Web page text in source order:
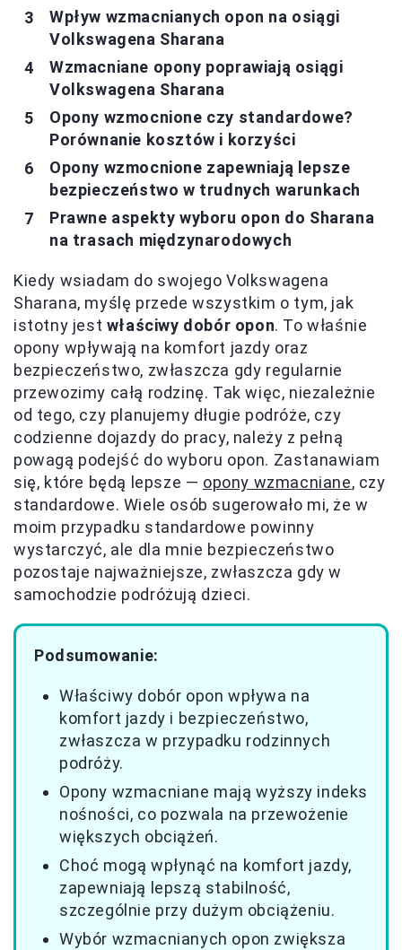
Wpływ wzmacnianych opon na osiągi
Volkswagena Sharana
Wzmacniane opony poprawiają osiągi
Volkswagena Sharana
Opony wzmocnione czy standardowe?
Porównanie kosztów i korzyści
Opony wzmocnione zapewniają lepsze
bezpieczeństwo w trudnych warunkach
Prawne aspekty wyboru opon do Sharana
na trasach międzynarodowych
Kiedy wsiadam do swojego Volkswagena
Sharana, myślę przede wszystkim o tym, jak
istotny jest właściwy dobór opon. To właśnie
opony wpływają na komfort jazdy oraz
bezpieczeństwo, zwłaszcza gdy regularnie
przewozimy całą rodzinę. Tak więc, niezależnie
od tego, czy planujemy długie podróże, czy
codzienne dojazdy do pracy, należy z pełną
powagą podejść do wyboru opon. Zastanawiam
się, które będą lepsze — opony wzmacniane, czy
standardowe. Wiele osób sugerowało mi, że w
moim przypadku standardowe powinny
wystarczyć, ale dla mnie bezpieczeństwo
pozostaje najważniejsze, zwłaszcza gdy w
samochodzie podróżują dzieci.
Podsumowanie:
Właściwy dobór opon wpływa na
komfort jazdy i bezpieczeństwo,
zwłaszcza w przypadku rodzinnych
podróży.
Opony wzmacniane mają wyższy indeks
nośności, co pozwala na przewożenie
większych obciążeń.
Choć mogą wpłynąć na komfort jazdy,
zapewniają lepszą stabilność,
szczególnie przy dużym obciążeniu.
Wybór wzmacnianych opon zwiększa